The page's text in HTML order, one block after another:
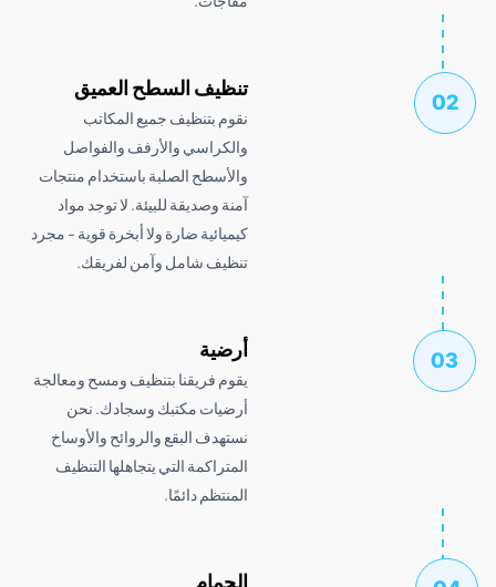
تنظيف السطح العميق
نقوم بتنظيف جميع المكاتب
والكراسي والأرفف والفواصل
والأسطح الصلبة باستخدام منتجات
آمنة وصديقة للبيئة. لا توجد مواد
كيميائية ضارة ولا أبخرة قوية - مجرد
تنظيف شامل وآمن لفريقك.
يقوم فريقنا بتنظيف ومسح ومعالجة
أرضيات مكتبك وسجادك. نحن
نستهدف البقع والروائح والأوساخ
المتراكمة التي يتجاهلها التنظيف
المنتظم دائمًا.